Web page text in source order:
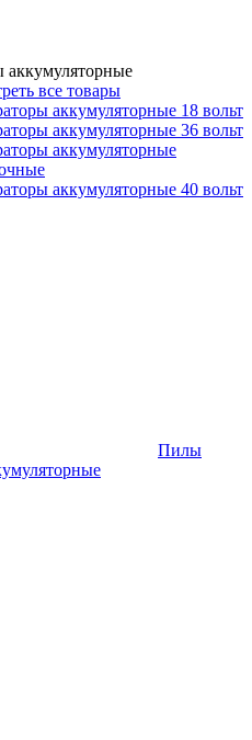
аккумуляторные
все товары
аккумуляторные 18 вольт
аккумуляторные 36 вольт
аккумуляторные
аккумуляторные 40 вольт
Пилы